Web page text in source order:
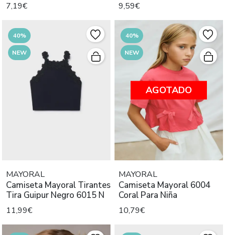
7,19€ 9,59€
40%
NEW
MAYORAL
Camiseta Mayoral Tirantes
Tira Guipur Negro 6015 N
11,99€
40%
NEW
AGOTADO
MAYORAL
Camiseta Mayoral 6004
Coral Para Niña
10,79€